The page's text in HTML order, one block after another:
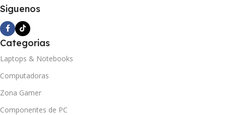
Siguenos
Categorias
Laptops & Notebooks
Computadoras
Zona Gamer
Componentes de PC